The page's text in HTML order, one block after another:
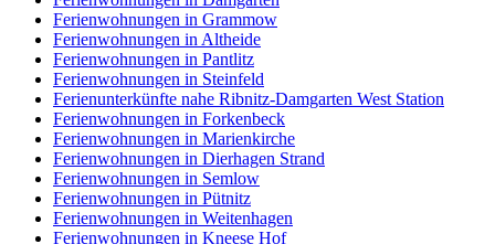
Ferienwohnungen in Grammow
Ferienwohnungen in Altheide
Ferienwohnungen in Pantlitz
Ferienwohnungen in Steinfeld
Ferienunterkünfte nahe Ribnitz-Damgarten West Station
Ferienwohnungen in Forkenbeck
Ferienwohnungen in Marienkirche
Ferienwohnungen in Dierhagen Strand
Ferienwohnungen in Semlow
Ferienwohnungen in Pütnitz
Ferienwohnungen in Weitenhagen
Ferienwohnungen in Kneese Hof